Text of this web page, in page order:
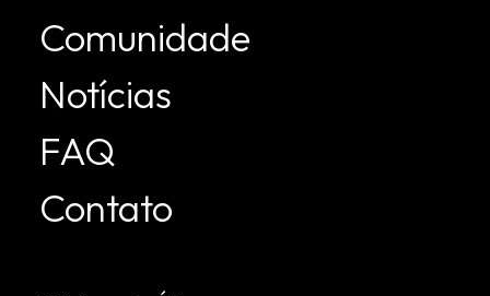
Comunidade
Notícias
FAQ
Contato